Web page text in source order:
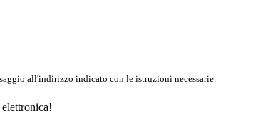
all'indirizzo indicato con le istruzioni necessarie.